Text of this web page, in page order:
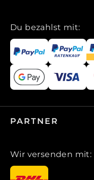
Du bezahlst mit:
PARTNER
Wir versenden mit: